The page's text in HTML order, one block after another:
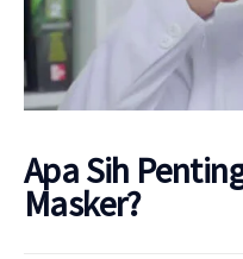
Mengapa Good
Berita
Layanan
Apa Sih
Masker?